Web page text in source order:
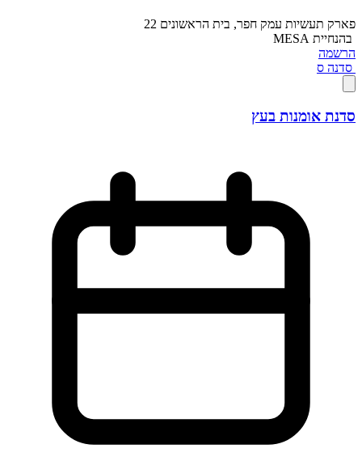
פארק תעשיות עמק חפר, בית הראשונים 22
בהנחיית MESA
הרשמה
סדנה ס
סדנת אומנות בעץ